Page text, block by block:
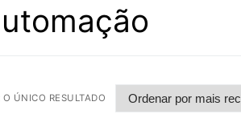
O ÚNICO RESULTADO